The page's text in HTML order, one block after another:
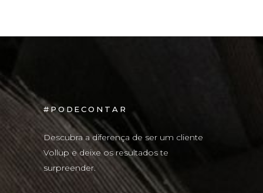
#PODECONTAR
Descubra a diferença de ser um cliente
Vollup e deixe os resultados te
surpreender.